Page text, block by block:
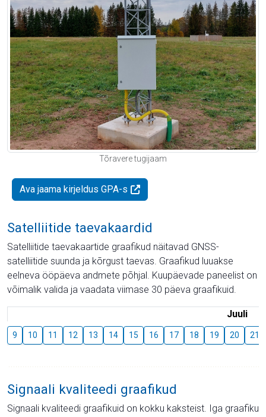
Tõravere tugijaam
Ava jaama kirjeldus GPA-s
Satelliitide taevakaardid
Satelliitide taevakaartide graafikud näitavad GNSS-
satelliitide suunda ja kõrgust taevas. Graafikud luuakse
eelneva ööpäeva andmete põhjal. Kuupäevade paneelist on
võimalik valida ja vaadata viimase 30 päeva graafikuid.
Juuli
9 10 11 12 13 14 15 16 17 18 19 20 21
Signaali kvaliteedi graafikud
Signaali kvaliteedi graafikuid on kokku kaksteist. Iga graafiku